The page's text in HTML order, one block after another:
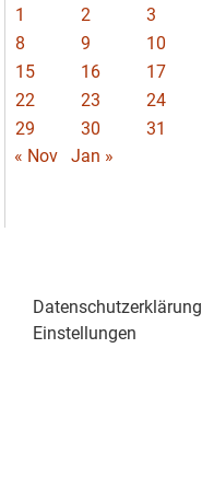
1 2 3
8
9 10
15
16 17
22
23 24
29
30
31
« Nov
Jan »
Datenschutzerklärung
Einstellungen